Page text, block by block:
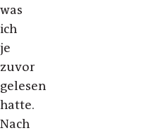
was
ich
je
zuvor
gelesen
hatte.
Nach